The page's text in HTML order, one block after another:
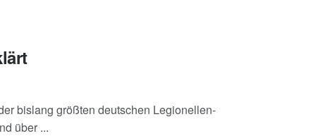
bislang größten deutschen Legionellen-
über ...